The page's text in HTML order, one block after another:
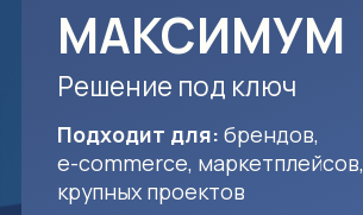
МАКСИМУМ
Решение под ключ
Подходит для: брендов,
e-commerce, маркетплейсов,
крупных проектов